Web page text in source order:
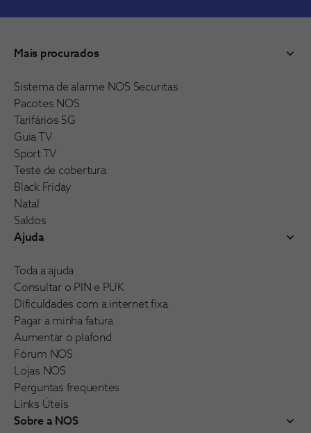
Mais procurados
Sistema de alarme NOS Securitas
Pacotes NOS
Tarifários 5G
Guia TV
Sport TV
Teste de cobertura
Black Friday
Natal
Saldos
Ajuda
Toda a ajuda
Consultar o PIN e PUK
Dificuldades com a internet fixa
Pagar a minha fatura
Aumentar o plafond
Fórum NOS
Lojas NOS
Perguntas frequentes
Links Úteis
Sobre a NOS